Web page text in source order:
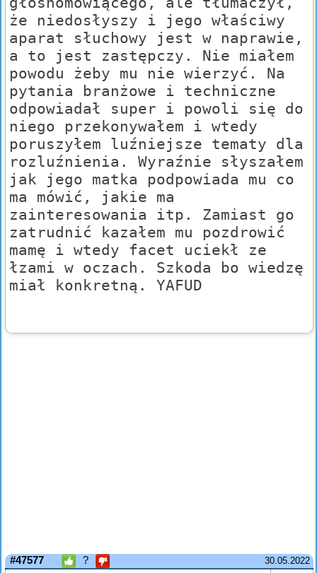
że niedosłyszy i jego właściwy
aparat słuchowy jest w naprawie,
a to jest zastępczy. Nie miałem
powodu żeby mu nie wierzyć. Na
pytania branżowe i techniczne
odpowiadał super i powoli się do
niego przekonywałem i wtedy
poruszyłem luźniejsze tematy dla
rozluźnienia. Wyraźnie słyszałem
jak jego matka podpowiada mu co
ma mówić, jakie ma
zainteresowania itp. Zamiast go
zatrudnić kazałem mu pozdrowić
mamę i wtedy facet uciekł ze
łzami w oczach. Szkoda bo wiedzę
miał konkretną. YAFUD
30.05.2022
#47577 ?